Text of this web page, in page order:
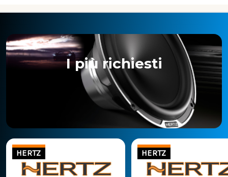
I più richiesti
HERTZ HERTZ